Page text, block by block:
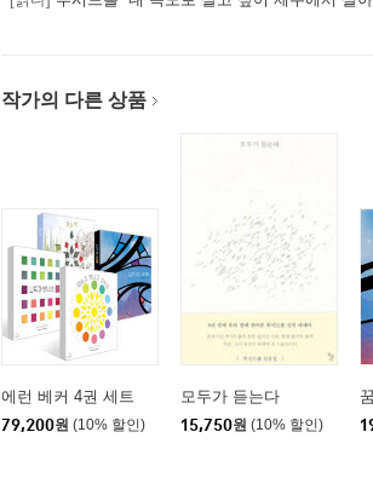
작가의 다른 상품
에런 베커 4권 세트
79,200원 (10% 할인)
모두가 듣는다
15,750원 (10% 할인)